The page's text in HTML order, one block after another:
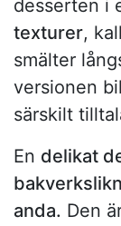
desserten i
texturer,
smälter
versionen
särskilt
En delikat
anda. Den